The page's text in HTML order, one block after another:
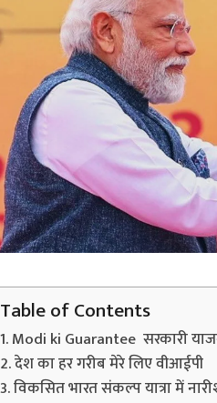
Table of Contents
Modi ki Guarantee सरकारी
देश का हर गरीब मेरे लिए वीआईपी
विकसित भारत संकल्प यात्रा में